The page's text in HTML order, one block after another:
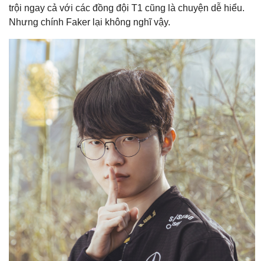
trội ngay cả với các đồng đội T1 cũng là chuyện dễ hiểu.
Nhưng chính Faker lại không nghĩ vậy.